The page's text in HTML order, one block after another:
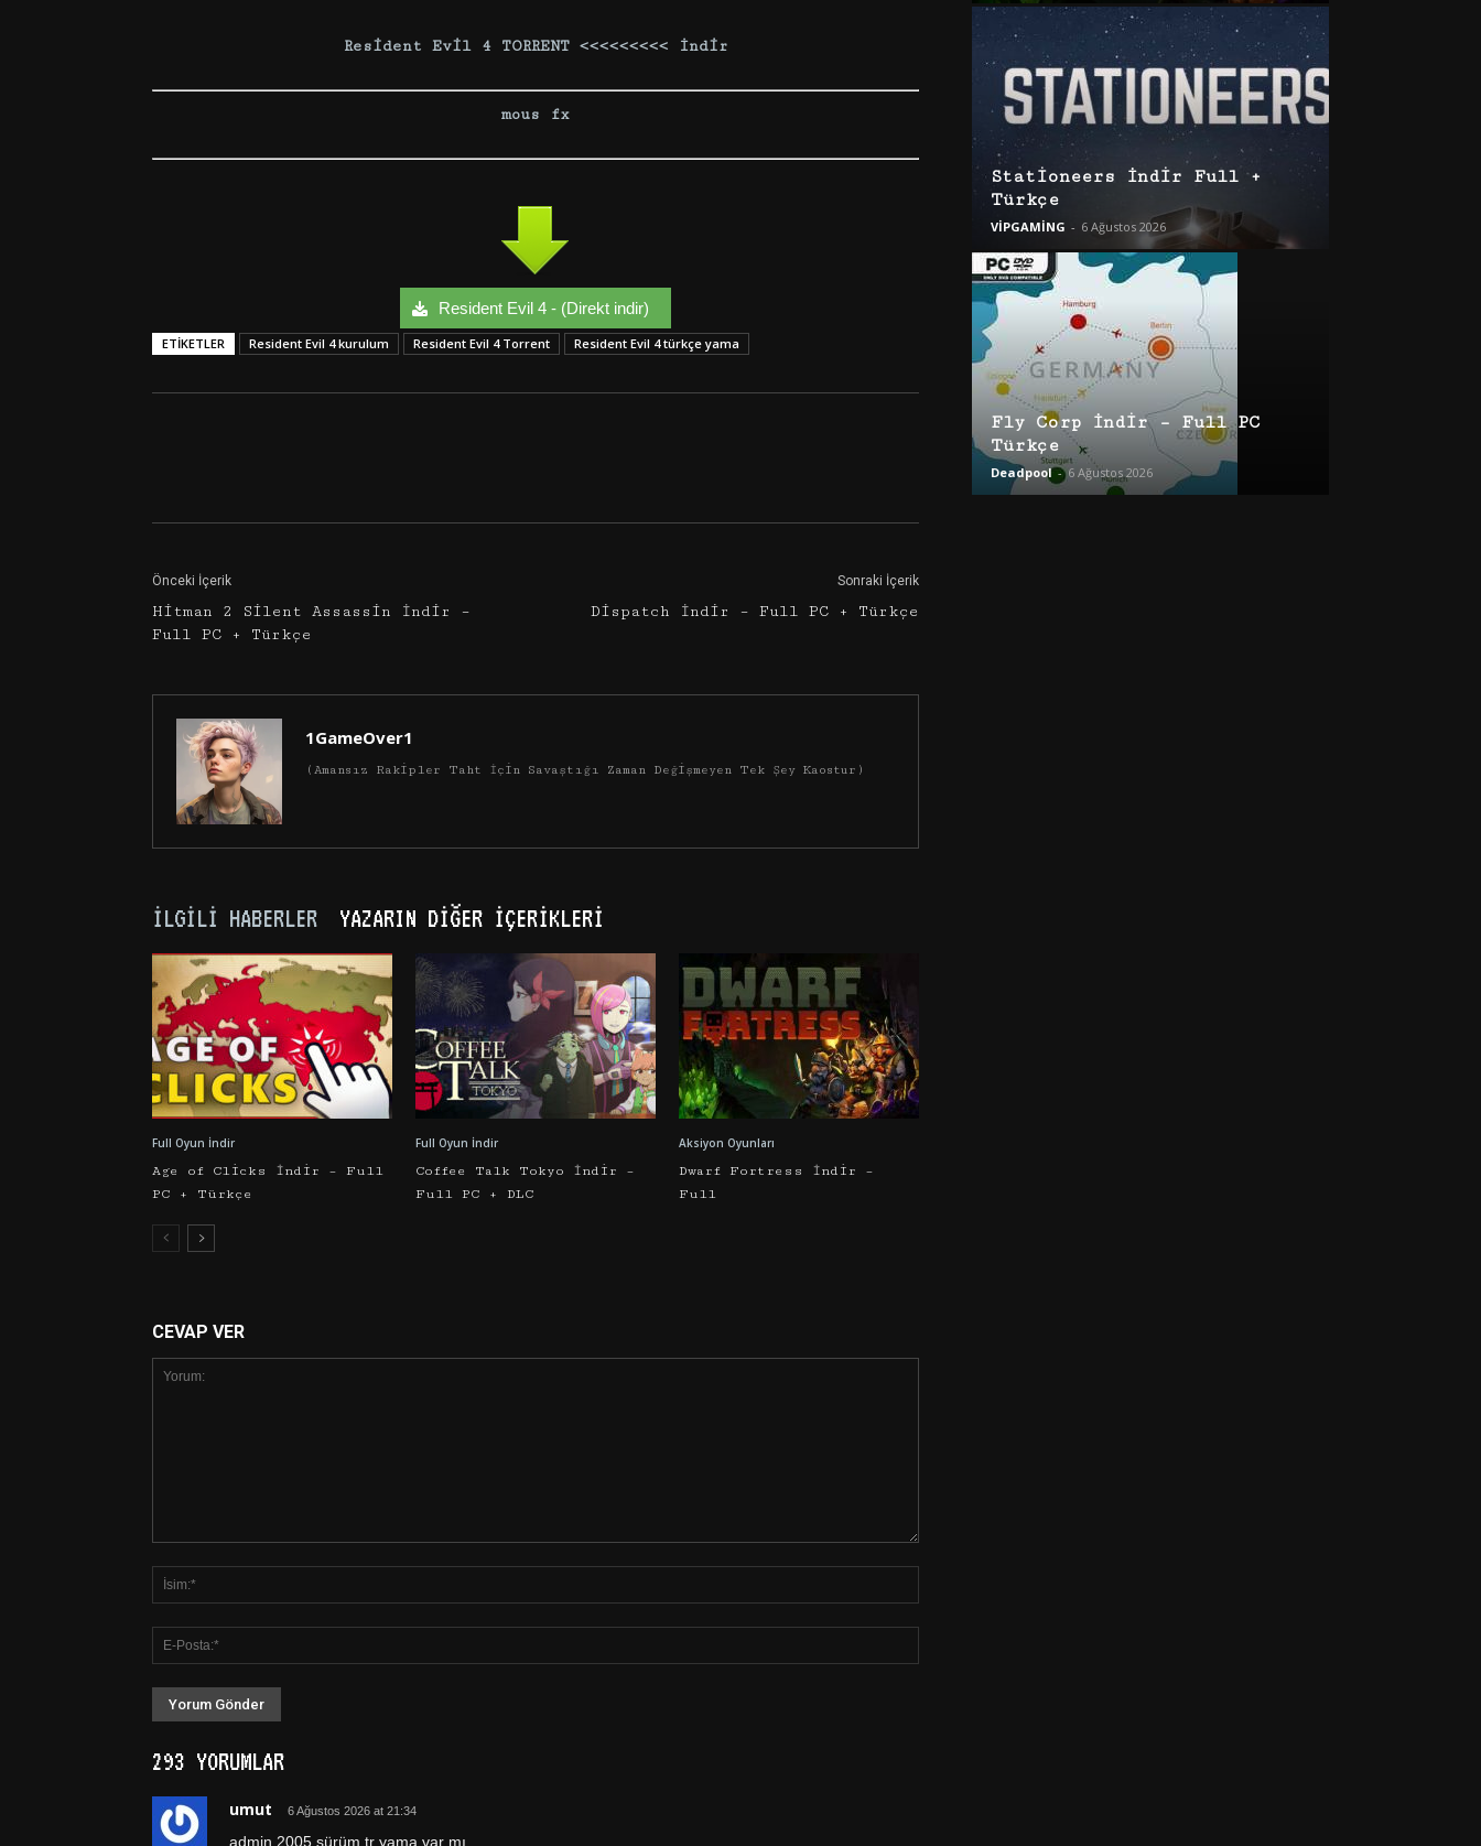
Resident Evil 4 TORRENT <<<<<<<<< İndir
mous fx
Resident Evil 4 - (Direkt indir)
ETIKETLER Resident Evil 4 kurulum Resident Evil 4 Torrent Resident Evil 4 türkçe yama
Önceki İçerik
Hitman 2 Silent Assassin İndir –
Full PC + Türkçe
Sonraki İçerik
Dispatch İndir – Full PC + Türkçe
1GameOver1
(Amansız Rakipler Taht İçin Savaştığı Zaman Değişmeyen Tek Şey Kaostur)
İLGILI HABERLER YAZARIN DIĞER İÇERIKLERI
Full Oyun İndir
Age of Clicks İndir – Full
PC + Türkçe
Full Oyun İndir
Coffee Talk Tokyo İndir –
Full PC + DLC
Aksiyon Oyunları
Dwarf Fortress İndir –
Full
CEVAP VER
293 YORUMLAR
umut 6 Ağustos 2026 at 21:34
admin 2005 sürüm tr yama var mı
Stationeers İndir Full +
Türkçe
VİPGAMİNG - 6 Ağustos 2026
Fly Corp İndir – Full PC
Türkçe
Deadpool - 6 Ağustos 2026